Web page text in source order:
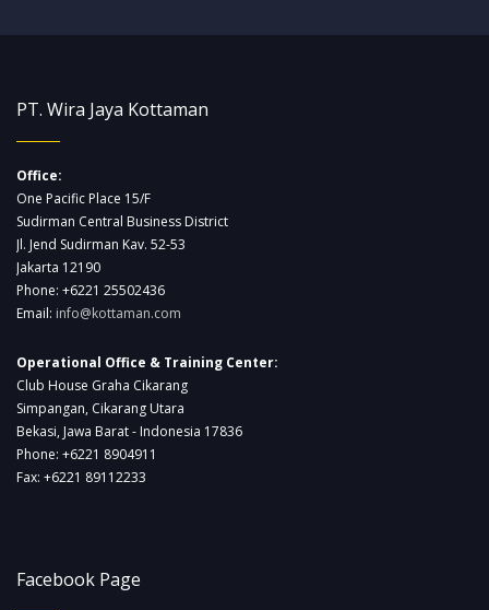
PT. Wira Jaya Kottaman
Office:
One Pacific Place 15/F
Sudirman Central Business District
Jl. Jend Sudirman Kav. 52-53
Jakarta 12190
Phone: +6221 25502436
Email: info@kottaman.com
Operational Office & Training Center:
Club House Graha Cikarang
Simpangan, Cikarang Utara
Bekasi, Jawa Barat - Indonesia 17836
Phone: +6221 8904911
Fax: +6221 89112233
Facebook Page